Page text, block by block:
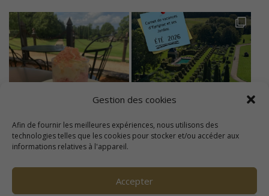
Gestion des cookies
Afin de fournir les meilleures expériences, nous utilisons des
technologies telles que les cookies pour stocker et/ou accéder aux
informations relatives à l'appareil.
Accepter